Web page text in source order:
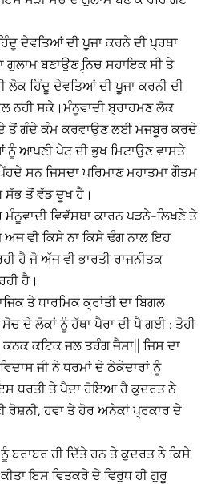
ਦੇਵਤਿਆਂ ਦੀ ਪੁੂਜਾ ਕਰਨੇ ਦੀ ਪ੍ਰਥਾ
ਗੁਲਾਮ ਬਣਾਉਣ ਵ੍ਨਿਚ ਸਹਾਇਕ ਸੀ ਤੇ
ਲੋਕ ਹਿੰਦੂ ਦੇਵਤਿਆਂ ਦੀ ਪੁੂਜਾ ਕਰਨੀ ਦੀ
ਸਕੇ।ਮੰਨੂਵਾਦੀ ਬ੍ਰਾਹਮਣ ਲੋਕ
ਤੋਂ ਗੰਦੇ ਕੰਮ ਕਰਵਾਉਣ ਲਈ ਮਜਬੂੁਰ ਕਰਦੇ
ਨੂੰ ਆਪਣੀ ਪੇਟ ਦੀ ਭੁਖ ਮਿਟਾਉਣ ਵਾਸਤੇ
ਸਨ ਜਿਸਦਾ ਪਰਿਮਾਣ ਮਹਾਤਮਾ ਗੌਤਮ
ਸੱਭ ਤੋਂ ਵੱਡ ਦੂਖ ਹੈ।
ਵਿਵੱਸਥਾ ਕਾਰਨ ਪੜਨੇ-ਲਿਖਣੇ ਤੇ
ਵੀ ਕਿਸੇ ਨਾ ਕਿਸੇ ਢੰਗ ਨਾਲ ਇਹ
ਹੈ ਜੋ ਅੱਜ ਵੀ ਭਾਰਤੀ ਰਾਜਨੀਤਕ
ਹੈ।
ਤੇ ਧਾਰਮਿਕ ਕ੍ਰਾਂਤੀ ਦਾ ਬਿਗਲ
ਦੇ ਲੋਕਾਂ ਨੂੰ ਹੱਥਾ ਪੈਰਾ ਦੀ ਪੈ ਗਈ : ਤੋਹੀ
ਕਟਿਕ ਜਲ ਤਰੰਗ ਜੈਸਾ|| ਜਿਸ ਦਾ
ਜੀ ਨੇ ਧਰਮਾਂ ਦੇ ਠੇਕੇਦਾਰਾਂ ਨੂੰ
ਧਰਤੀ ਤੇ ਪੈਦਾ ਹੋਇਆ ਹੈ ਕੁਦਰਤ ਨੇ
ਰੋਸ਼ਨੀ, ਹਵਾ ਤੇ ਹੋਰ ਅਨੇਕਾਂ ਪ੍ਰਕਾਰ ਦੇ
ਬਰਾਬਰ ਹੀ ਦਿੱਤੇ ਹਨ ਤੇ ਕੁਦਰਤ ਨੇ ਕਿਸੇ
ਇਸ ਵਿਤਕਰੇ ਦੇ ਵਿਰੁਧ ਹੀ ਗੁਰੂ